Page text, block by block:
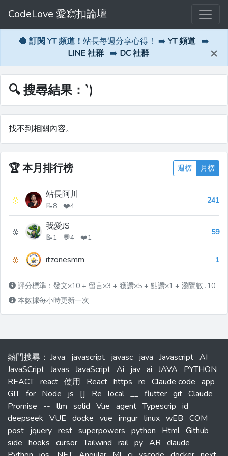
CodeLove 愛寫扣論壇
🔴 訂閱 YT 頻道！ 站長每週分享心得！ ➡️ YT 頻道 ➡️
LINE 社群 ➡️ DC 社群 ×
🔍 搜尋結果：`)
找不到相關內容。
🏆本月排行榜 週榜 月榜
🥇 站長阿川
📝8 ❤️4
241
🥈 我愛JS
📝1 💬4 ❤️1
59
🥉 itzonesmm 1
評分標準：發文×10 + 留言×3 + 獲讚×5 + 點讚×1 + 瀏覽數÷10
本數據每小時更新一次
熱門搜尋 ： Java javascript javasc java Javascript AI
JavaSCript Javas JavaScript Ai jav ai JAVA
PYTHON
REACT react 使用 React https re Claude code app
GIT for Node js [] Re local __ flutter git Claude
Promise
-- llm solid Vue agent Typescrip id
deepseek VUE docke vue imgur linux wEB COM
post jquery rest superpowers python Html Github
side hooks cursor Tailwind rail py AR claude